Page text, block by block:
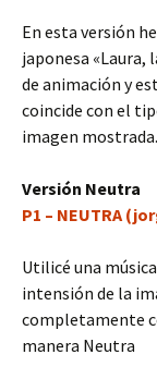
En esta versión
japonesa «Laura,
de animación y
coincide con el
imagen mostrada.
Versión Neutra
P1 – NEUTRA
Utilicé una
intensión de la
completamente
manera Neutra